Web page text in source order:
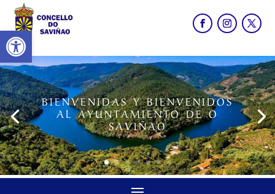
Abrir barra de herramientas
BIENVENIDAS Y BIENVENIDOS
AL AYUNTAMIENTO DE O
SAVIÑAO